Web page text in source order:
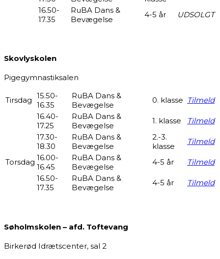
16.50-
17.35
RuBA Dans &
Bevægelse
4-5 år UDSOLGT
Skovlyskolen
Pigegymnastiksalen
Tirsdag 15.50-
16.35
RuBA Dans &
Bevægelse
0. klasse Tilmeld
16.40-
17.25
RuBA Dans &
Bevægelse
1. klasse
Tilmeld
17.30-
18.30
RuBA Dans &
Bevægelse
2.-3.
klasse
Tilmeld
Torsdag 16.00-
16.45
RuBA Dans &
Bevægelse
4-5 år
Tilmeld
16.50-
17.35
RuBA Dans &
Bevægelse
4-5 år Tilmeld
Søholmskolen – afd. Toftevang
Birkerød Idrætscenter, sal 2